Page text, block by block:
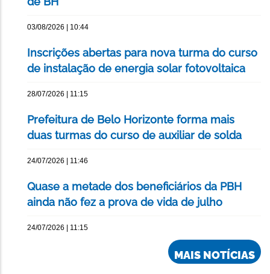
03/08/2026 | 10:44
Inscrições abertas para nova turma do curso
de instalação de energia solar fotovoltaica
28/07/2026 | 11:15
Prefeitura de Belo Horizonte forma mais
duas turmas do curso de auxiliar de solda
24/07/2026 | 11:46
Quase a metade dos beneficiários da PBH
ainda não fez a prova de vida de julho
24/07/2026 | 11:15
MAIS NOTÍCIAS